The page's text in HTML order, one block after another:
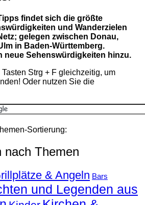
findet sich die größte
und Wanderzielen
gelegen zwischen Donau,
in Baden-Württemberg.
neue Sehenswürdigkeiten hinzu.
Strg + F gleichzeitig, um
Oder nutzen Sie die
Sortierung:
nach Themen
& Angeln Bars
und Legenden aus